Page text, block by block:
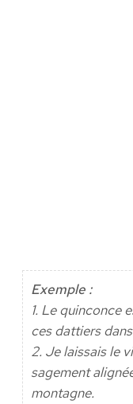
Exemple :
1. Le quinconce
ces dattiers
2. Je laissais le
sagement
montagne.